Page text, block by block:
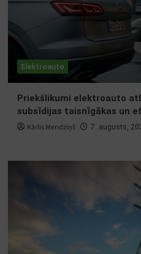
Elektroauto
Priekšlikumi elektroauto
subsīdijas taisnīgākas un
Kārlis Mendziņš 7. augusts,